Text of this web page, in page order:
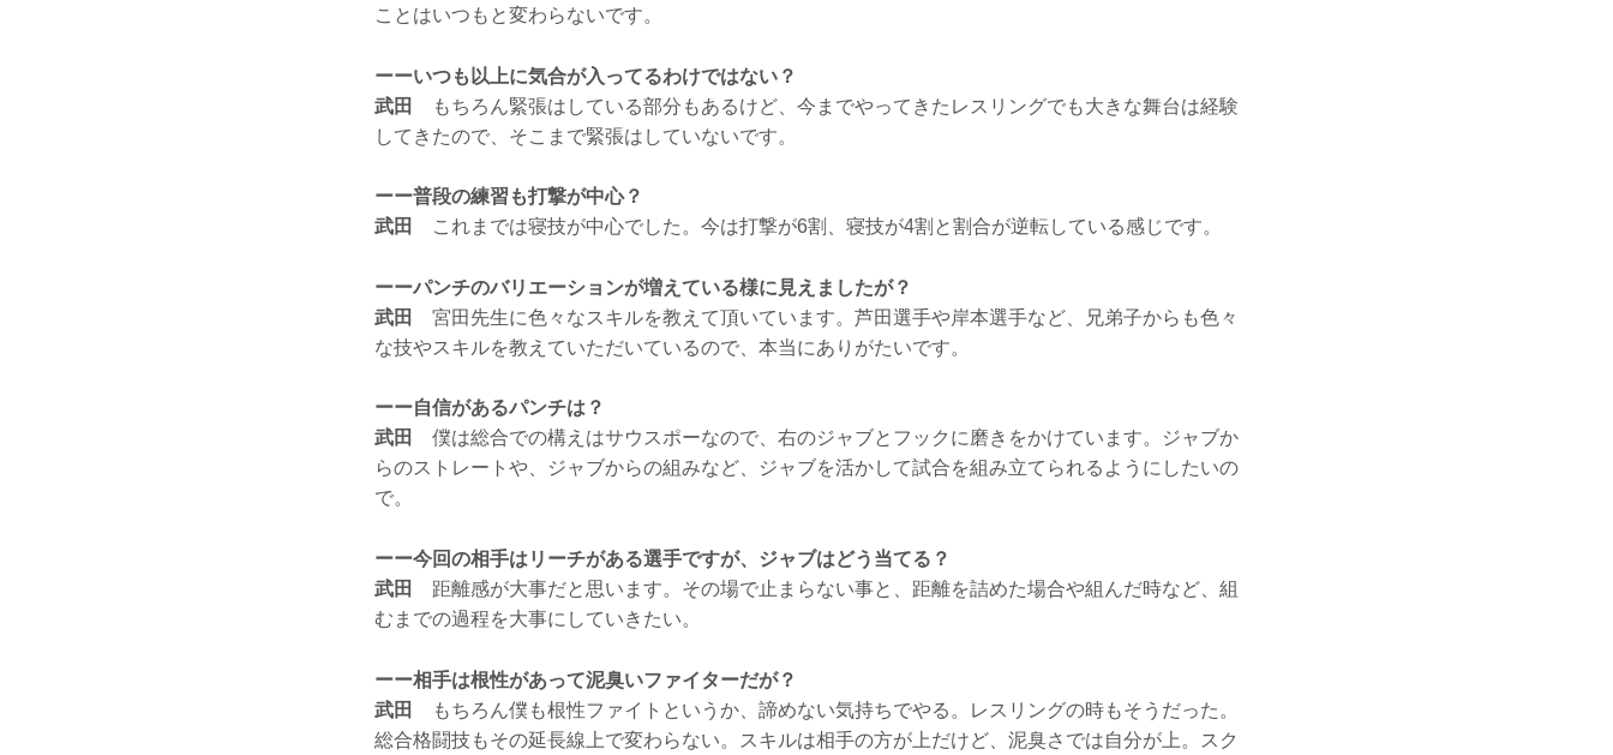
ことはいつもと変わらないです。
ーーいつも以上に気合が入ってるわけではない？
武田
もちろん緊張はしている部分もあるけど、今までやってきたレスリングでも大きな舞台は経験
してきたので、そこまで緊張はしていないです。
ーー普段の練習も打撃が中心？
武田
これまでは寝技が中心でした。今は打撃が6割、寝技が4割と割合が逆転している感じです。
ーーパンチのバリエーションが増えている様に見えましたが？
武田
宮田先生に色々なスキルを教えて頂いています。芦田選手や岸本選手など、兄弟子からも色々
な技やスキルを教えていただいているので、本当にありがたいです。
ーー自信があるパンチは？
武田
僕は総合での構えはサウスポーなので、右のジャブとフックに磨きをかけています。ジャブか
らのストレートや、ジャブからの組みなど、ジャブを活かして試合を組み立てられるようにしたいの
で。
ーー今回の相手はリーチがある選手ですが、ジャブはどう当てる？
武田
距離感が大事だと思います。その場で止まらない事と、距離を詰めた場合や組んだ時など、組
むまでの過程を大事にしていきたい。
ーー相手は根性があって泥臭いファイターだが？
武田
もちろん僕も根性ファイトというか、諦めない気持ちでやる。レスリングの時もそうだった。
総合格闘技もその延長線上で変わらない。スキルは相手の方が上だけど、泥臭さでは自分が上。スク